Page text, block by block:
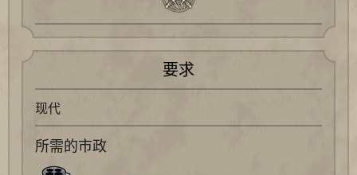
要求
现代
所需的市政